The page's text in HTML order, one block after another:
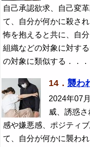
自己承認欲求、自己変
て、自分が何かに殺さ
怖を抱えると共に、自
組織などの対象に対す
の対象に類似する．．．
14． 襲わ
2024年07
威、誘惑
感や嫌悪感、ポジティ
て、自分が何かに襲わ